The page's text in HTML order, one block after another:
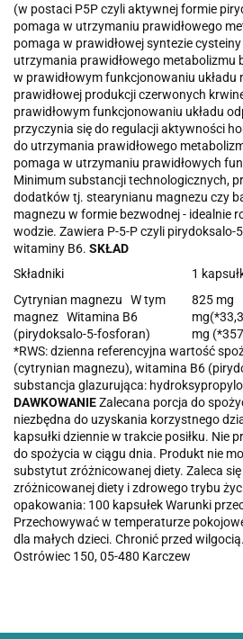
(w postaci P5P czyli aktywnej formie
pomaga w utrzymaniu prawidłowego
pomaga w prawidłowej syntezie cysteiny
utrzymania prawidłowego metabolizmu
w prawidłowym funkcjonowaniu układu
prawidłowej produkcji czerwonych
prawidłowym funkcjonowaniu układu
przyczynia się do regulacji aktywności
do utrzymania prawidłowego
pomaga w utrzymaniu prawidłowych
Minimum substancji technologicznych,
dodatków tj. stearynianu magnezu czy
magnezu w formie bezwodnej - idealnie
wodzie. Zawiera P-5-P czyli
witaminy B6. SKŁAD
Składniki
1
Cytrynian magnezu
W tym
magnez Witamina B6
(pirydoksalo-5-fosforan)
825 mg
mg
mg
*RWS: dzienna referencyjna wartość
(cytrynian magnezu), witamina B6
substancja glazurująca:
DAWKOWANIEZalecana porcja do
niezbędna do uzyskania korzystnego
kapsułki dziennie w trakcie posiłku. Nie
do spożycia w ciągu dnia. Produkt nie
substytut zróżnicowanej diety. Zaleca
zróżnicowanej diety i zdrowego trybu
opakowania: 100 kapsułekWarunki
Przechowywać w temperaturze
dla małych dzieci. Chronić przed wilgocią.
Ostrówiec 150, 05-480 Karczew